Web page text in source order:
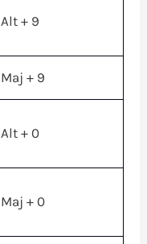
Alt + 9
Maj + 9
Alt + 0
Maj + 0